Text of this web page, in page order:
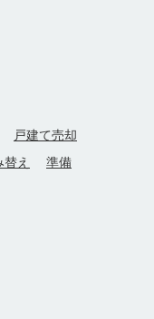
戸建て売却
え
準備